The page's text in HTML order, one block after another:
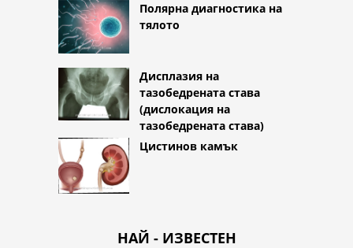
Полярна диагностика на
тялото
Дисплазия на
тазобедрената става
(дислокация на
тазобедрената става)
Цистинов камък
НАЙ - ИЗВЕСТЕН